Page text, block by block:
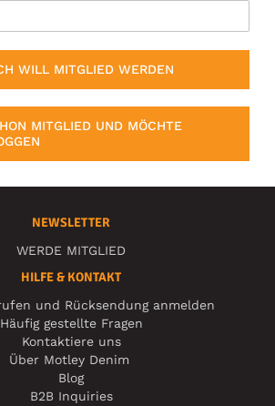
WILL MITGLIED WERDEN
MITGLIED UND MÖCHTE
NEWSLETTER
WERDE MITGLIED
HILFE & KONTAKT
und Rücksendung anmelden
Häufig gestellte Fragen
Kontaktiere uns
Über Motley Denim
Blog
B2B Inquiries